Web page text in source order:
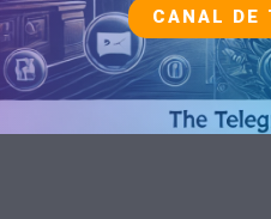
CANAL DE